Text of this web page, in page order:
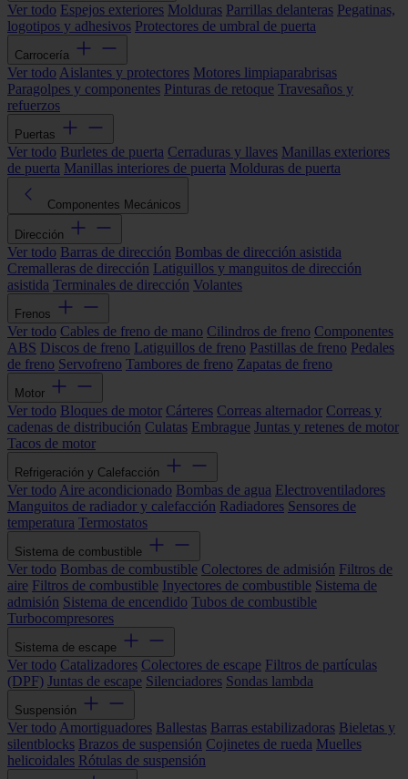
Ver todo Espejos exteriores Molduras Parrillas delanteras Pegatinas,
logotipos y adhesivos Protectores de umbral de puerta
Carrocería
Ver todo Aislantes y protectores Motores limpiaparabrisas
Paragolpes y componentes Pinturas de retoque Travesaños y
refuerzos
Puertas
Ver todo Burletes de puerta Cerraduras y llaves Manillas exteriores
de puerta Manillas interiores de puerta Molduras de puerta
Componentes Mecánicos
Dirección
Ver todo Barras de dirección Bombas de dirección asistida
Cremalleras de dirección Latiguillos y manguitos de dirección
asistida Terminales de dirección Volantes
Frenos
Ver todo Cables de freno de mano Cilindros de freno Componentes
ABS Discos de freno Latiguillos de freno Pastillas de freno Pedales
de freno Servofreno Tambores de freno Zapatas de freno
Motor
Ver todo Bloques de motor Cárteres Correas alternador Correas y
cadenas de distribución Culatas Embrague Juntas y retenes de motor
Tacos de motor
Refrigeración y Calefacción
Ver todo Aire acondicionado Bombas de agua Electroventiladores
Manguitos de radiador y calefacción Radiadores Sensores de
temperatura Termostatos
Sistema de combustible
Ver todo Bombas de combustible Colectores de admisión Filtros de
aire Filtros de combustible Inyectores de combustible Sistema de
admisión Sistema de encendido Tubos de combustible
Turbocompresores
Sistema de escape
Ver todo Catalizadores Colectores de escape Filtros de partículas
(DPF) Juntas de escape Silenciadores Sondas lambda
Suspensión
Ver todo Amortiguadores Ballestas Barras estabilizadoras Bieletas y
silentblocks Brazos de suspensión Cojinetes de rueda Muelles
helicoidales Rótulas de suspensión